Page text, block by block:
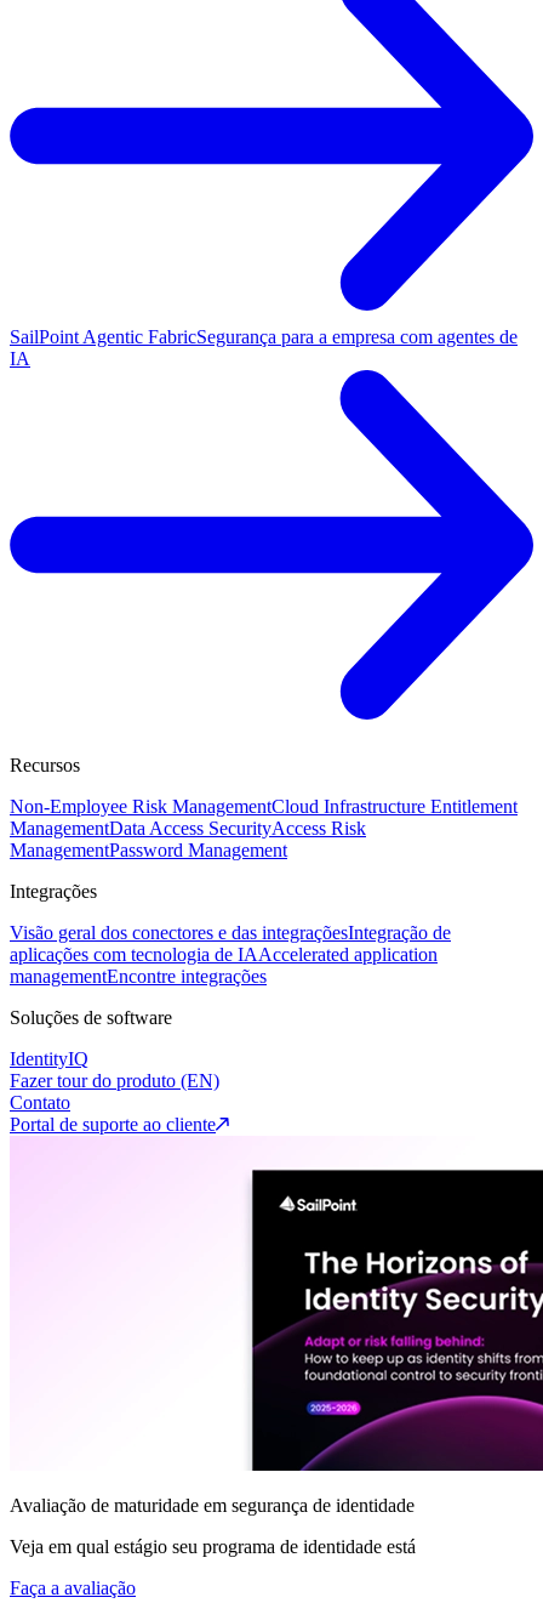
SailPoint Agentic FabricSegurança para a empresa com agentes de
IA
Recursos
Non-Employee Risk ManagementCloud Infrastructure Entitlement
ManagementData Access SecurityAccess Risk
ManagementPassword Management
Integrações
Visão geral dos conectores e das integraçõesIntegração de
aplicações com tecnologia de IAAccelerated application
managementEncontre integrações
Soluções de software
IdentityIQ
Fazer tour do produto (EN)
Contato
Portal de suporte ao cliente
Avaliação de maturidade em segurança de identidade
Veja em qual estágio seu programa de identidade está
Faça a avaliação